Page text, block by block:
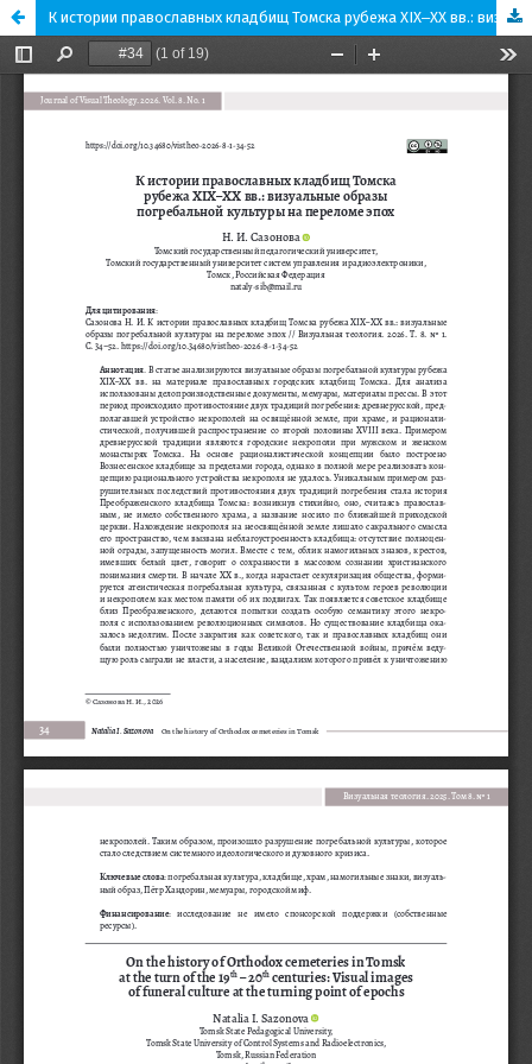
К истории православных кладбищ Томска рубежа XIX‒XX вв.: визуальные образы погребальной культуры на переломе эпох